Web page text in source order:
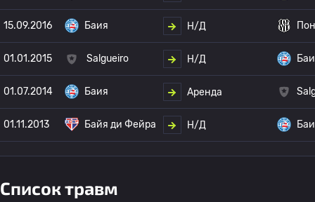
15.09.2016 Баия Н/Д
01.01.2015 Salgueiro Н/Д
01.07.2014 Баия Аренда
01.11.2013 Байя ди Фейра Н/Д
Список травм